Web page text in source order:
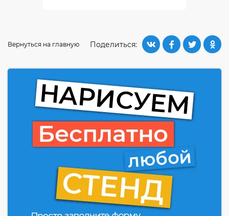
Поделиться:
Вернуться на главную